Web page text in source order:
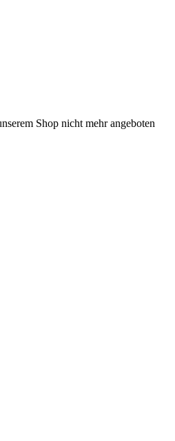
Shop nicht mehr angeboten